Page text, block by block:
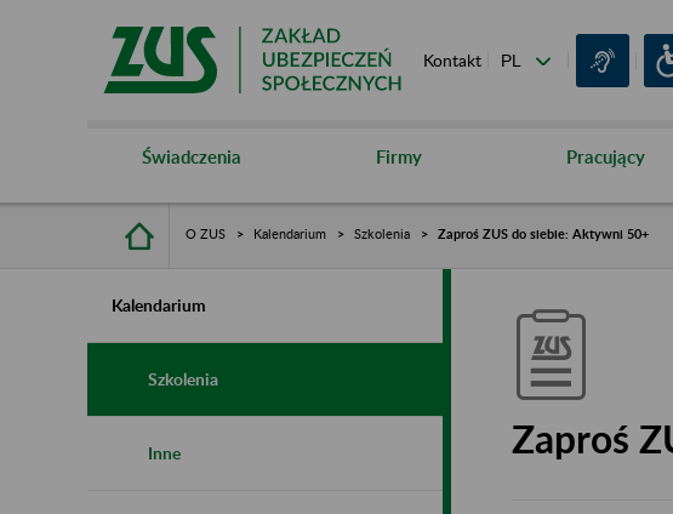
Kontakt
Świadczenia Firmy Pracujący
O ZUS Kalendarium Szkolenia Zaproś ZUS do siebie: Aktywni 50+
Kalendarium
Szkolenia
Inne Zaproś